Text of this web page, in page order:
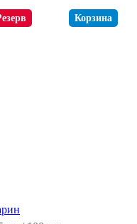
Корзина